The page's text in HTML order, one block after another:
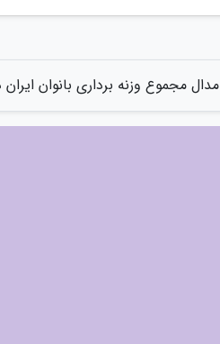
مجموع وزنه برداری بانوان ایران در